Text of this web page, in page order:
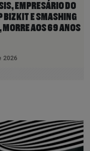
EMPRESÁRIO DO
BIZKIT E SMASHING
MORRE AOS 69 ANOS
2026